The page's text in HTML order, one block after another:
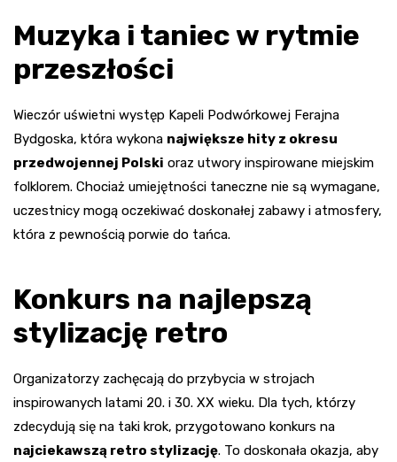
Muzyka i taniec w rytmie
przeszłości
Wieczór uświetni występ Kapeli Podwórkowej Ferajna
Bydgoska, która wykona największe hity z okresu
przedwojennej Polski oraz utwory inspirowane miejskim
folklorem. Chociaż umiejętności taneczne nie są wymagane,
uczestnicy mogą oczekiwać doskonałej zabawy i atmosfery,
która z pewnością porwie do tańca.
Konkurs na najlepszą
stylizację retro
Organizatorzy zachęcają do przybycia w strojach
inspirowanych latami 20. i 30. XX wieku. Dla tych, którzy
zdecydują się na taki krok, przygotowano konkurs na
najciekawszą retro stylizację. To doskonała okazja, aby